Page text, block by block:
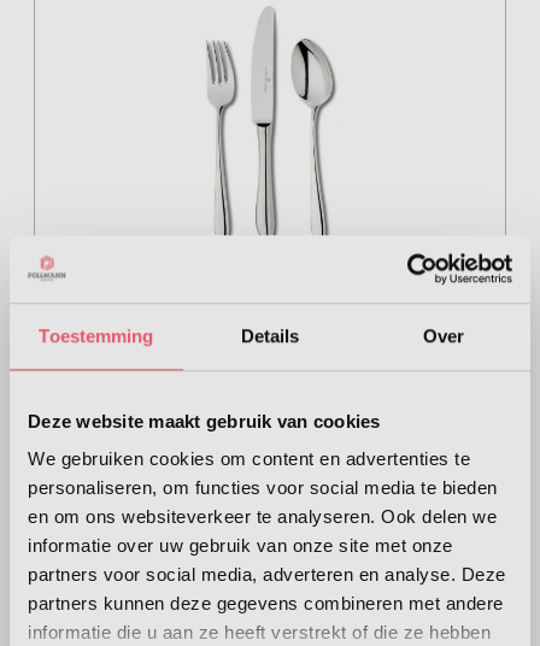
Toestemming Details Over
Deze website maakt gebruik van cookies
We gebruiken cookies om content en advertenties te
personaliseren, om functies voor social media te bieden
en om ons websiteverkeer te analyseren. Ook delen we
informatie over uw gebruik van onze site met onze
partners voor social media, adverteren en analyse. Deze
partners kunnen deze gegevens combineren met andere
informatie die u aan ze heeft verstrekt of die ze hebben
VAN KEMPEN&BEGEER - Piet Hein 18/10
- Kindercouvert 3-dlg
Voeg toe